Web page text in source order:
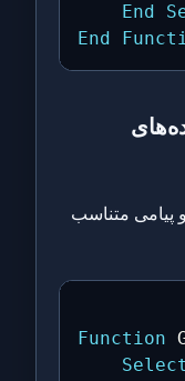
End
End
پیامی متناسب
Function
Select